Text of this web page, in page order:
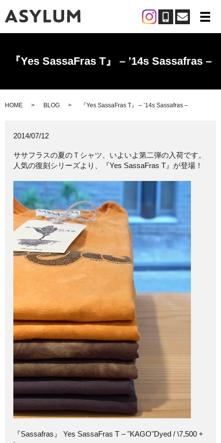
メ
『Yes SassaFras T』 – ’14s Sassafras –
HOME BLOG 『Yes SassaFras T』 – ’14s Sassafras –
2014/07/12
ササフラスの夏のＴシャツ、いよいよ第二弾の入荷です。
人気の復刻シリーズより、『Yes SassaFras T』が登場！
『Sassafras』 Yes SassaFras T – "KAGO"Dyed / \7,500 +